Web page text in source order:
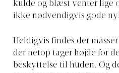
kulde og blæst venter lige
ikke nødvendigvis gode
Heldigvis findes der
der netop tager højde for
beskyttelse til huden. Og